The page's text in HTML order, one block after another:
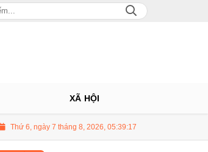
XÃ HỘI
Giá vàng hôm nay 8/7: Thị trường lặng sóng
Thứ 6, ngày 7 tháng 8, 2026, 05:39:18